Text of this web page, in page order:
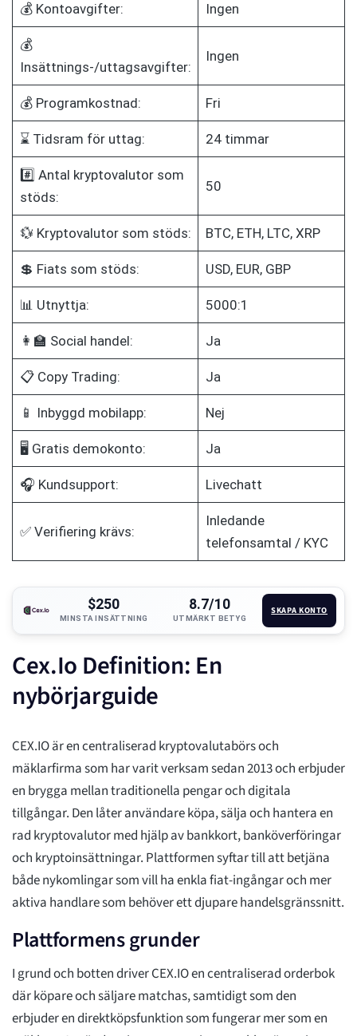
💰 Kontoavgifter: Ingen
💰
Insättnings-/uttagsavgifter:
Ingen
💰 Programkostnad: Fri
⌛ Tidsram för uttag: 24 timmar
#️⃣ Antal kryptovalutor som
stöds:
50
💱 Kryptovalutor som stöds: BTC, ETH, LTC, XRP
💲 Fiats som stöds: USD, EUR, GBP
📊 Utnyttja: 5000:1
👩‍🏫 Social handel: Ja
📋 Copy Trading: Ja
📱 Inbyggd mobilapp: Nej
🖥️ Gratis demokonto: Ja
🎧 Kundsupport: Livechatt
✅ Verifiering krävs:
Inledande
telefonsamtal / KYC
$250
MINSTA INSÄTTNING
8.7/10
UTMÄRKT BETYG
SKAPA KONTO
Cex.Io Definition: En
nybörjarguide
CEX.IO är en centraliserad kryptovalutabörs och
mäklarfirma som har varit verksam sedan 2013 och erbjuder
en brygga mellan traditionella pengar och digitala
tillgångar. Den låter användare köpa, sälja och hantera en
rad kryptovalutor med hjälp av bankkort, banköverföringar
och kryptoinsättningar. Plattformen syftar till att betjäna
både nykomlingar som vill ha enkla fiat-ingångar och mer
aktiva handlare som behöver ett djupare handelsgränssnitt.
Plattformens grunder
I grund och botten driver CEX.IO en centraliserad orderbok
där köpare och säljare matchas, samtidigt som den
erbjuder en direktköpsfunktion som fungerar mer som en